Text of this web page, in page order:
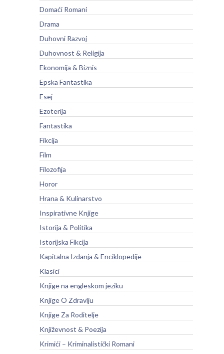
Domaći Romani
Drama
Duhovni Razvoj
Duhovnost & Religija
Ekonomija & Biznis
Epska Fantastika
Esej
Ezoterija
Fantastika
Fikcija
Film
Filozofija
Horor
Hrana & Kulinarstvo
Inspirativne Knjige
Istorija & Politika
Istorijska Fikcija
Kapitalna Izdanja & Enciklopedije
Klasici
Knjige na engleskom jeziku
Knjige O Zdravlju
Knjige Za Roditelje
Književnost & Poezija
Krimići – Kriminalistički Romani